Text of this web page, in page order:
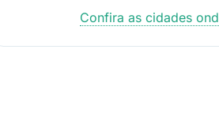
Confira as cidades